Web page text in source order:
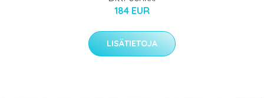
184 EUR
LISÄTIETOJA